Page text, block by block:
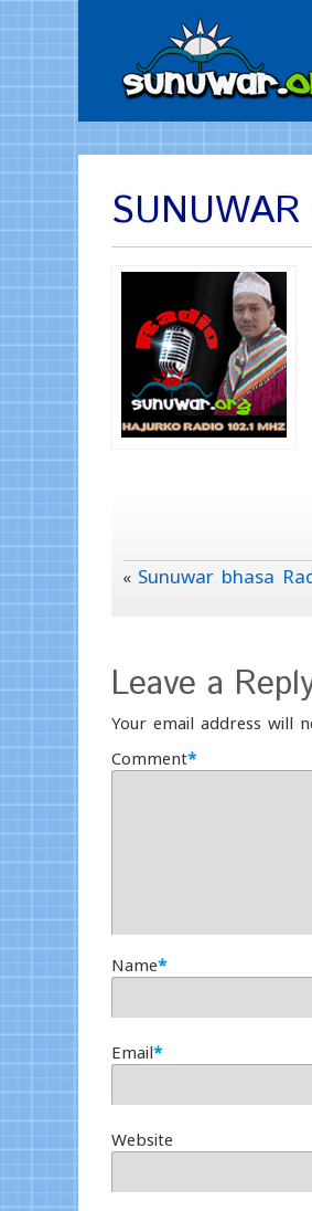
« Sunuwar bhasa
Leave a
Your email address will
Comment*
Name*
Email*
Website